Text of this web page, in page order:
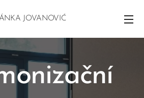
JOVANOVIĆ